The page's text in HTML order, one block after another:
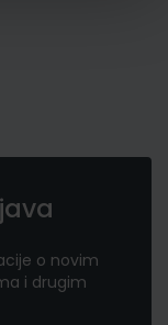
o novim
i drugim